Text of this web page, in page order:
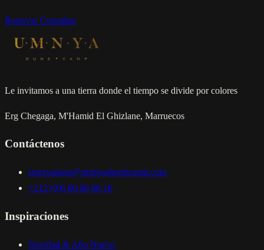
ReservarConsultar
Le invitamos a una tierra donde el tiempo se divide por colores
Erg Chegaga, M'Hamid El Ghizlane, Marruecos
Contáctenos
reservations@umnyadesertcamp.com
+212 (0)6 00 66 66 16
Inspiraciones
Navidad & Año Nuevo